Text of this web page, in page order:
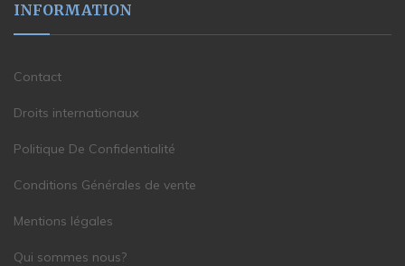
INFORMATION
Contact
Droits internationaux
Politique De Confidentialité
Conditions Générales de vente
Mentions légales
Qui sommes nous?